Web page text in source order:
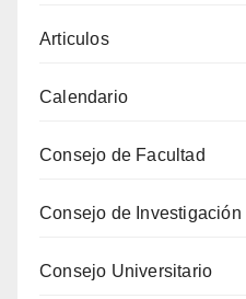
Articulos
Calendario
Consejo de Facultad
Consejo de Investigación
Consejo Universitario